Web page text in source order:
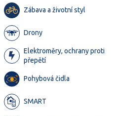
Zábava a životní styl
Drony
Elektroměry, ochrany proti
přepětí
Pohybová čidla
SMART